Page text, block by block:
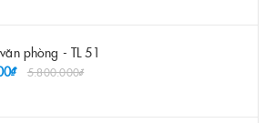
phòng - TL 51
5.800.000₫